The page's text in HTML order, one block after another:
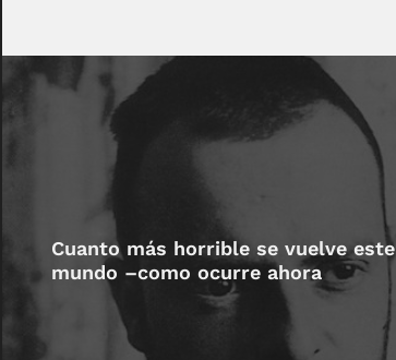
Cuanto más horrible se vuelve este
mundo –como ocurre ahora